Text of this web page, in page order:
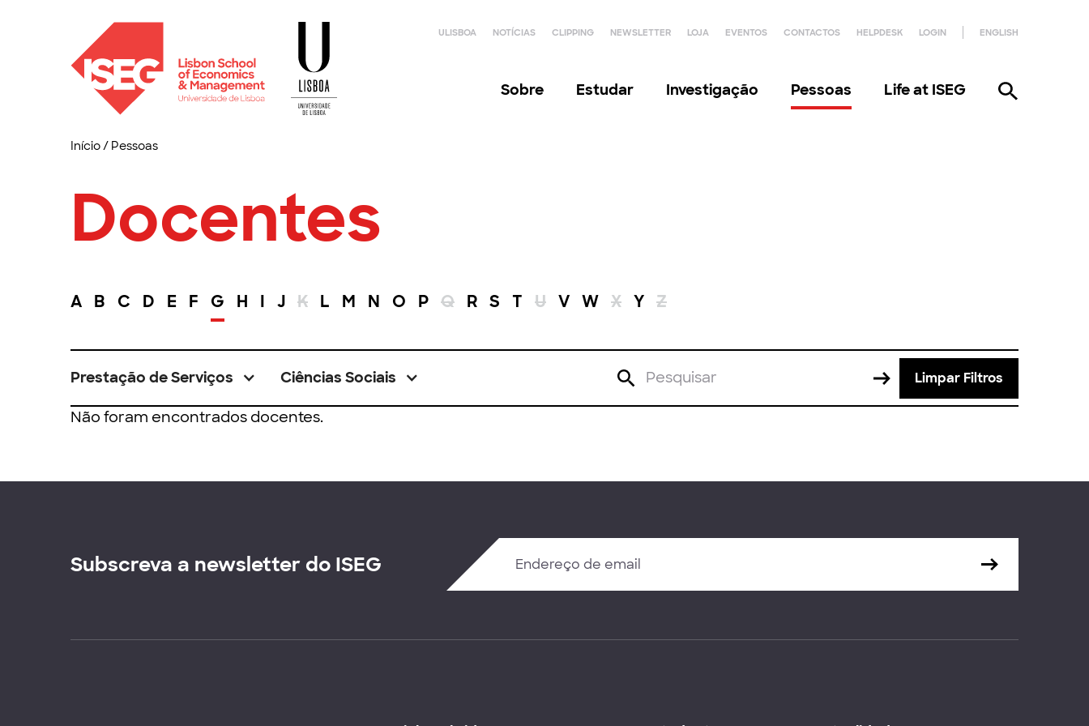
ULISBOA NOTÍCIAS CLIPPING NEWSLETTER LOJA EVENTOS CONTACTOS HELPDESK LOGIN ENGLISH
Sobre Estudar Investigação Pessoas Life at ISEG
Início/ Pessoas
Docentes
A B C D E F G H I J K L M N O P Q R S T U V W X Y Z
Prestação de Serviços Ciências Sociais Limpar Filtros
Não foram encontrados docentes.
Subscreva a newsletter do ISEG